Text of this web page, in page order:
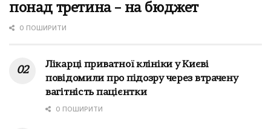
понад третина – на бюджет
0 ПОШИРИТИ
Лікарці приватної клініки у Києві
повідомили про підозру через втрачену
вагітність пацієнтки
0 ПОШИРИТИ